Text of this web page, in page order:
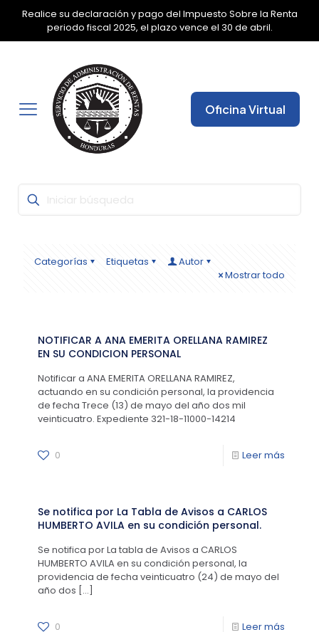
Realice su declaración y pago del Impuesto Sobre la Renta
periodo fiscal 2025, el plazo vence el 30 de abril.
✕
Oficina Virtual
Categorías Etiquetas
Autor
Mostrar todo
NOTIFICAR A ANA EMERITA ORELLANA RAMIREZ
EN SU CONDICION PERSONAL
Notificar a ANA EMERITA ORELLANA RAMIREZ,
actuando en su condición personal, la providencia
de fecha Trece (13) de mayo del año dos mil
veinticuatro. Expediente 321-18-11000-14214
0 Leer más
Se notifica por La Tabla de Avisos a CARLOS
HUMBERTO AVILA en su condición personal.
Se notifica por La tabla de Avisos a CARLOS
HUMBERTO AVILA en su condición personal, la
providencia de fecha veinticuatro (24) de mayo del
año dos […]
0 Leer más